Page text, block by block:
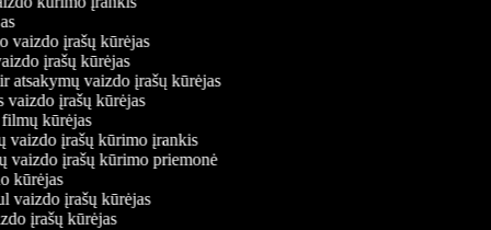
vaizdo įrašų kūrėjas
įrašų kūrėjas
atsakymų vaizdo įrašų kūrėjas
vaizdo įrašų kūrėjas
filmų kūrėjas
vaizdo įrašų kūrimo įrankis
vaizdo įrašų kūrimo priemonė
kūrėjas
vaizdo įrašų kūrėjas
įrašų kūrėjas